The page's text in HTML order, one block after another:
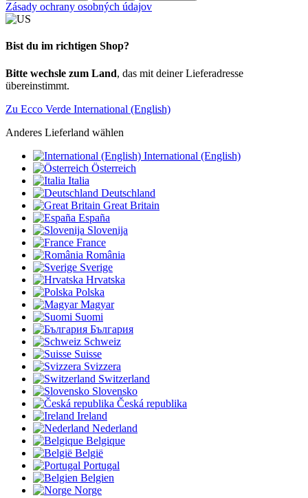
Zásady ochrany osobných údajov
Bist du im richtigen Shop?
Bitte wechsle zum Land, das mit deiner Lieferadresse
übereinstimmt.
Zu Ecco Verde International (English)
Anderes Lieferland wählen
International (English)
Österreich
Italia
Deutschland
Great Britain
España
Slovenija
France
România
Sverige
Hrvatska
Polska
Magyar
Suomi
България
Schweiz
Suisse
Svizzera
Switzerland
Slovensko
Česká republika
Ireland
Nederland
Belgique
België
Portugal
Belgien
Norge